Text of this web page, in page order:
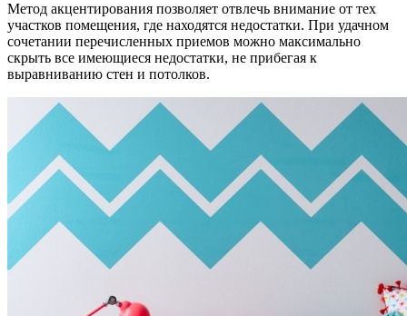
Метод акцентирования позволяет отвлечь внимание от тех
участков помещения, где находятся недостатки. При удачном
сочетании перечисленных приемов можно максимально
скрыть все имеющиеся недостатки, не прибегая к
выравниванию стен и потолков.